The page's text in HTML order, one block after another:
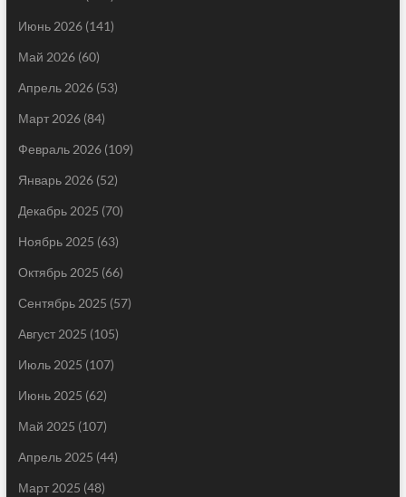
Июнь 2026(141)
Май 2026(60)
Апрель 2026(53)
Март 2026(84)
Февраль 2026(109)
Январь 2026(52)
Декабрь 2025 (70)
Ноябрь 2025 (63)
Октябрь 2025 (66)
Сентябрь 2025 (57)
Август 2025 (105)
Июль 2025 (107)
Июнь 2025 (62)
Май 2025 (107)
Апрель 2025 (44)
Март 2025 (48)